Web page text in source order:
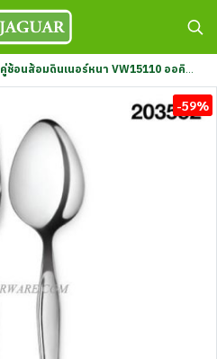
คู่ช้อนส้อมดินเนอร์หนา VW15110 ออคิด จากัวร์ เซฟ @12 K707/10A-1.5-JG
-59%